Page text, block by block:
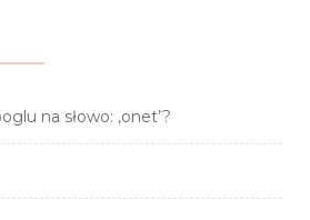
na słowo: ‚onet’?